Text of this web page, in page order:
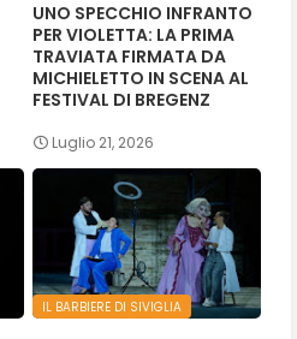
UNO SPECCHIO INFRANTO
PER VIOLETTA: LA PRIMA
TRAVIATA FIRMATA DA
MICHIELETTO IN SCENA AL
FESTIVAL DI BREGENZ
Luglio 21, 2026
IL BARBIERE DI SIVIGLIA